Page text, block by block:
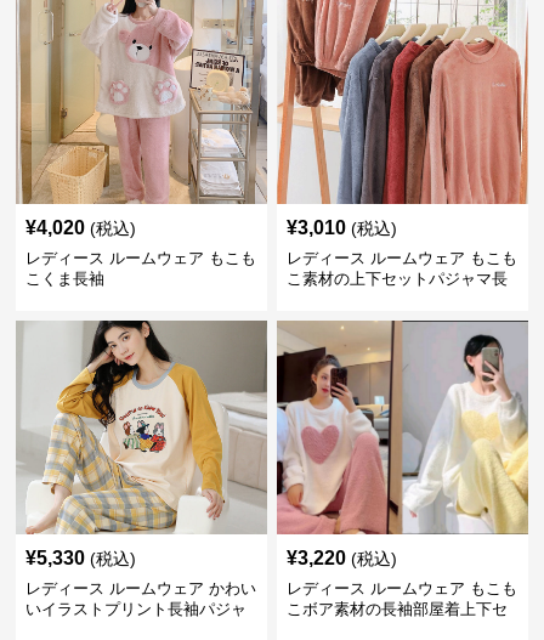
¥4,020 (税込)
レディース ルームウェア もこも
こくま長袖
¥3,010 (税込)
レディース ルームウェア もこも
こ素材の上下セットパジャマ長
¥5,330 (税込)
レディース ルームウェア かわい
いイラストプリント長袖パジャ
¥3,220 (税込)
レディース ルームウェア もこも
こボア素材の長袖部屋着上下セ